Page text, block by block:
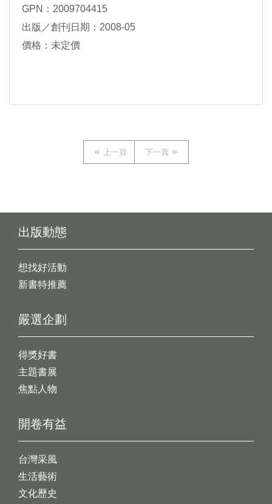
GPN：2009704415
出版／創刊日期：2008-05
價格：未定價
上一頁 下一頁
出版動態
想找好活動
新書特推薦
開卷有益
台灣采風
生活藝術
文化歷史
嚴選企劃
得獎好書
主題書展
焦點人物